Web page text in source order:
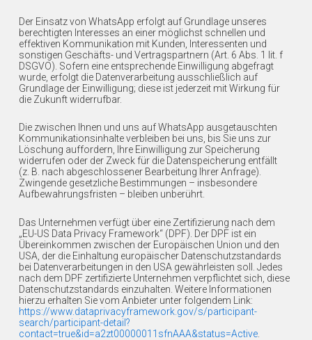
Der Einsatz von WhatsApp erfolgt auf Grundlage unseres
berechtigten Interesses an einer möglichst schnellen und
effektiven Kommunikation mit Kunden, Interessenten und
sonstigen Geschäfts- und Vertragspartnern (Art. 6 Abs. 1 lit. f
DSGVO). Sofern eine entsprechende Einwilligung abgefragt
wurde, erfolgt die Datenverarbeitung ausschließlich auf
Grundlage der Einwilligung; diese ist jederzeit mit Wirkung für
die Zukunft widerrufbar.
Die zwischen Ihnen und uns auf WhatsApp ausgetauschten
Kommunikationsinhalte verbleiben bei uns, bis Sie uns zur
Löschung auffordern, Ihre Einwilligung zur Speicherung
widerrufen oder der Zweck für die Datenspeicherung entfällt
(z. B. nach abgeschlossener Bearbeitung Ihrer Anfrage).
Zwingende gesetzliche Bestimmungen – insbesondere
Aufbewahrungsfristen – bleiben unberührt.
Das Unternehmen verfügt über eine Zertifizierung nach dem
„EU-US Data Privacy Framework“ (DPF). Der DPF ist ein
Übereinkommen zwischen der Europäischen Union und den
USA, der die Einhaltung europäischer Datenschutzstandards
bei Datenverarbeitungen in den USA gewährleisten soll. Jedes
nach dem DPF zertifizierte Unternehmen verpflichtet sich, diese
Datenschutzstandards einzuhalten. Weitere Informationen
hierzu erhalten Sie vom Anbieter unter folgendem Link:
https://www.dataprivacyframework.gov/s/participant-
search/participant-detail?
contact=true&id=a2zt00000011sfnAAA&status=Active.